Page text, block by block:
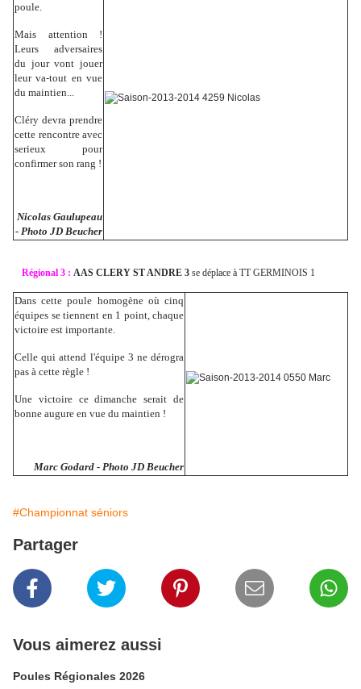
poule.
Mais attention !
Leurs adversaires
du jour vont jouer
leur va-tout en vue
du maintien...
Cléry devra prendre
cette rencontre avec
serieux pour
confirmer son rang !
Nicolas Gaulupeau
- Photo JD Beucher
Régional 3 : AAS CLERY ST ANDRE 3 se déplace à TT GERMINOIS 1
Dans cette poule homogène où cinq
équipes se tiennent en 1 point, chaque
victoire est importante.
Celle qui attend l'équipe 3 ne dérogra
pas à cette règle !
Une victoire ce dimanche serait de
bonne augure en vue du maintien !
Marc Godard - Photo JD Beucher
#Championnat séniors
Partager
Vous aimerez aussi
Poules Régionales 2026